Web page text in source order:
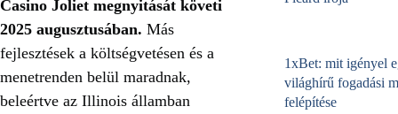
Casino Joliet megnyitását követi
2025 augusztusában. Más
fejlesztések a költségvetésen és a
menetrenden belül maradnak,
beleértve az Illinois államban
1xBet: mit igényel
világhírű fogadási
felépítése